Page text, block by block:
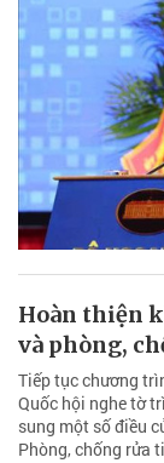
Hoàn thiện
và phòng,
Tiếp tục chương
Quốc hội nghe tờ
sung một số điều
Phòng, chống rửa